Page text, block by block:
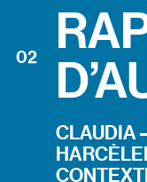
02
CLAUDIA